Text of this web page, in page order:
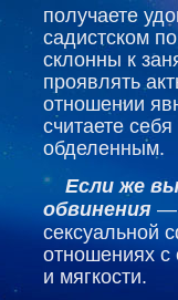
получаете
садистском
склонны к
проявлять
отношении
считаете
обделенным.
Если же
обвинения —
сексуальной
отношениях с
и мягкости.